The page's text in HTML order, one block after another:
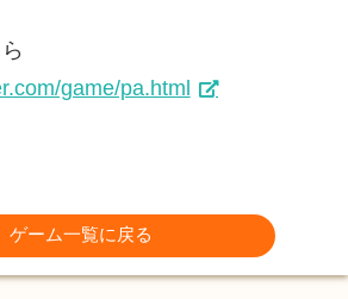
game/pa.html
ゲーム一覧に戻る